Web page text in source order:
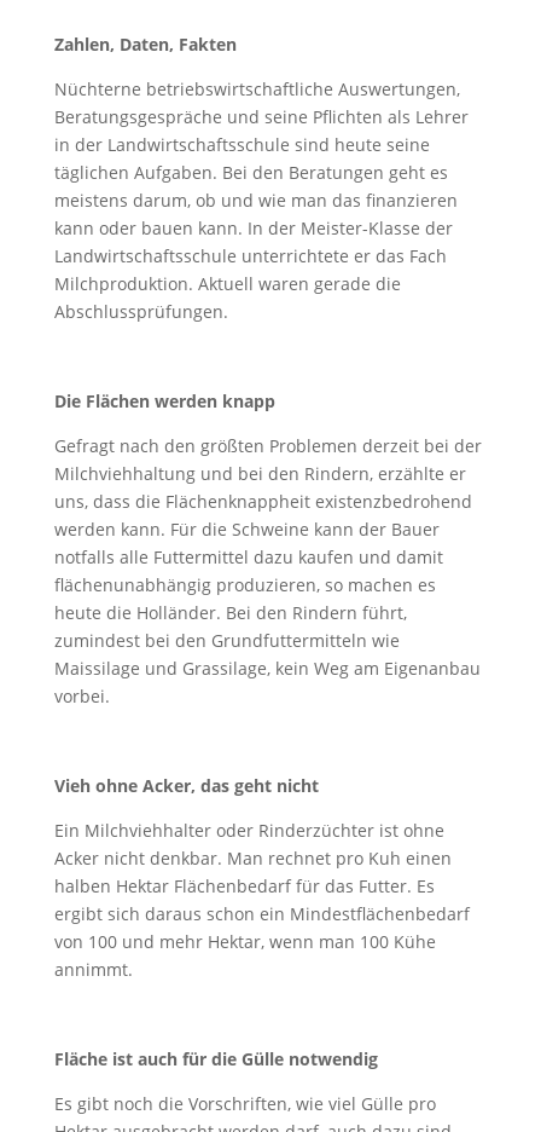
Zahlen, Daten, Fakten
Nüchterne betriebswirtschaftliche Auswertungen,
Beratungsgespräche und seine Pflichten als Lehrer
in der Landwirtschaftsschule sind heute seine
täglichen Aufgaben. Bei den Beratungen geht es
meistens darum, ob und wie man das finanzieren
kann oder bauen kann. In der Meister-Klasse der
Landwirtschaftsschule unterrichtete er das Fach
Milchproduktion. Aktuell waren gerade die
Abschlussprüfungen.
Die Flächen werden knapp
Gefragt nach den größten Problemen derzeit bei der
Milchviehhaltung und bei den Rindern, erzählte er
uns, dass die Flächenknappheit existenzbedrohend
werden kann. Für die Schweine kann der Bauer
notfalls alle Futtermittel dazu kaufen und damit
flächenunabhängig produzieren, so machen es
heute die Holländer. Bei den Rindern führt,
zumindest bei den Grundfuttermitteln wie
Maissilage und Grassilage, kein Weg am Eigenanbau
vorbei.
Vieh ohne Acker, das geht nicht
Ein Milchviehhalter oder Rinderzüchter ist ohne
Acker nicht denkbar. Man rechnet pro Kuh einen
halben Hektar Flächenbedarf für das Futter. Es
ergibt sich daraus schon ein Mindestflächenbedarf
von 100 und mehr Hektar, wenn man 100 Kühe
annimmt.
Fläche ist auch für die Gülle notwendig
Es gibt noch die Vorschriften, wie viel Gülle pro